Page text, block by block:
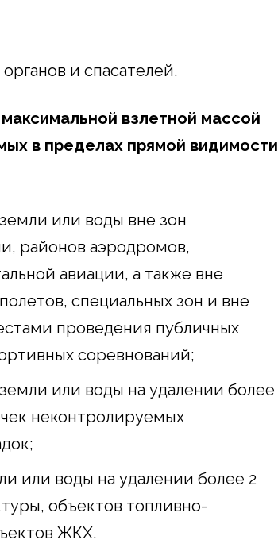
и спасателей.
взлетной массой
в пределах прямой видимости
или воды вне зон
районов аэродромов,
авиации, а также вне
специальных зон и вне
проведения публичных
соревнований;
или воды на удалении более
неконтролируемых
или воды на удалении более 2
объектов топливно-
ЖКХ.